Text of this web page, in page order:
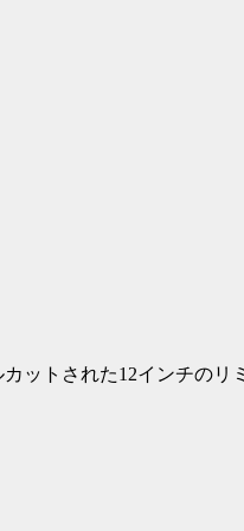
ットされた12インチのリ